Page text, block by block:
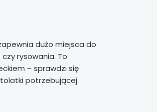
dużo miejsca do
rysowania. To
– sprawdzi się
potrzebującej